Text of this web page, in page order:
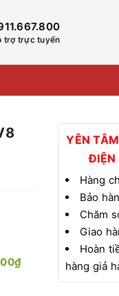
trợ trực tuyến
YÊN
ĐIỆN
Hàng
Bảo
Chăm
Giao
Hoàn
hàng giả